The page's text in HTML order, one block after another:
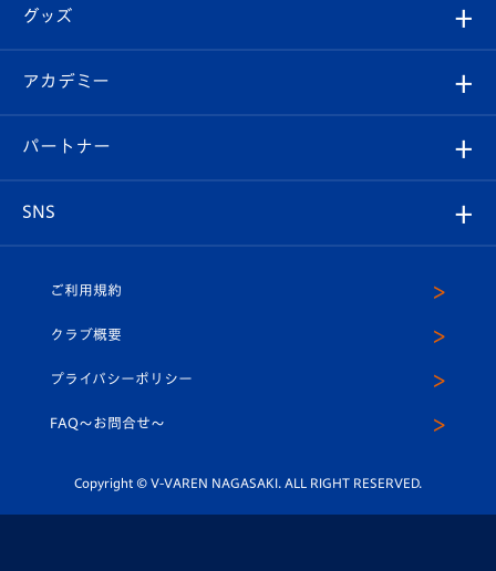
チケット
イベント
メディア
ホームタウン
スタッフプロフィール
マスコット紹介
平和祈念活動
ホームタウン活動
Revive Team
ヴィヴィくんの長崎おもてなしガイド
フォトギャラリー
スタジアムグルメ
チケット
V-LOVERS（ファンクラブ）
プレイヤーズスイート
グッズ
オンラインショップ
店舗情報
アカデミー
育成からのお知らせ
U-18
スクール
パートナー
SNS
ヴィヴィくんインスタグラム
公式LINE＠
ご利用規約
クラブ概要
プライバシーポリシー
FAQ〜お問合せ〜
Copyright © V-VAREN NAGASAKI. ALL RIGHT RESERVED.